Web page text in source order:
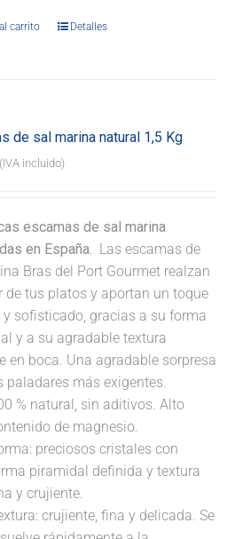
carrito Detalles
de sal marina natural 1,5 Kg
(IVA incluido)
escamas de sal marina
en España. Las escamas de
Bras del Port Gourmet realzan
de tus platos y aportan un toque
sofisticado, gracias a su forma
y a su agradable textura
en boca. Una agradable sorpresa
paladares más exigentes.
% natural, sin aditivos. Alto
de magnesio.
preciosos cristales con
piramidal definida y textura
y crujiente.
crujiente, fina y delicada. Se